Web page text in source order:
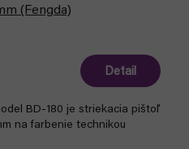
(Fengda)
Detail
BD-180 je striekacia pištoľ
na farbenie technikou